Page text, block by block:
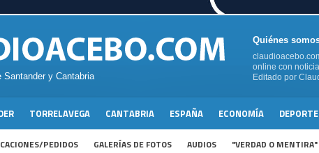
Santander y Cantabria
Quiénes
online con
Editado por
TORRELAVEGA CANTABRIA ESPAÑA ECONOMÍA
PEDIDOS GALERÍAS DE FOTOS AUDIOS "VERDAD O MENTIRA"